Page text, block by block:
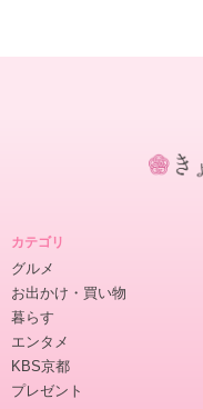
カテゴリ
グルメ
お出かけ・買い物
暮らす
エンタメ
KBS京都
プレゼント